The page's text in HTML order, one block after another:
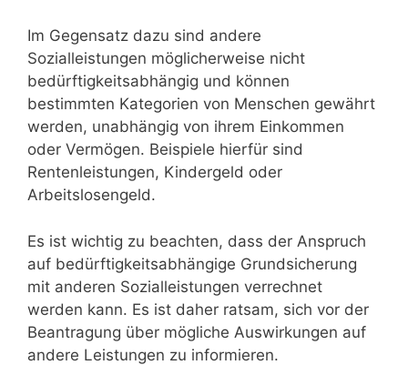
Im Gegensatz dazu sind andere
Sozialleistungen möglicherweise nicht
bedürftigkeitsabhängig und können
bestimmten Kategorien von Menschen gewährt
werden, unabhängig von ihrem Einkommen
oder Vermögen. Beispiele hierfür sind
Rentenleistungen, Kindergeld oder
Arbeitslosengeld.
Es ist wichtig zu beachten, dass der Anspruch
auf bedürftigkeitsabhängige Grundsicherung
mit anderen Sozialleistungen verrechnet
werden kann. Es ist daher ratsam, sich vor der
Beantragung über mögliche Auswirkungen auf
andere Leistungen zu informieren.